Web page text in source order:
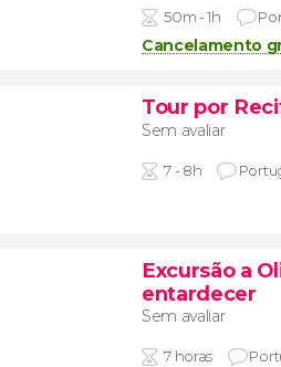
50m - 1h
Cancelamento
Tour por
Sem avaliar
7 - 8h
Excursão a
entardecer
Sem avaliar
7 horas